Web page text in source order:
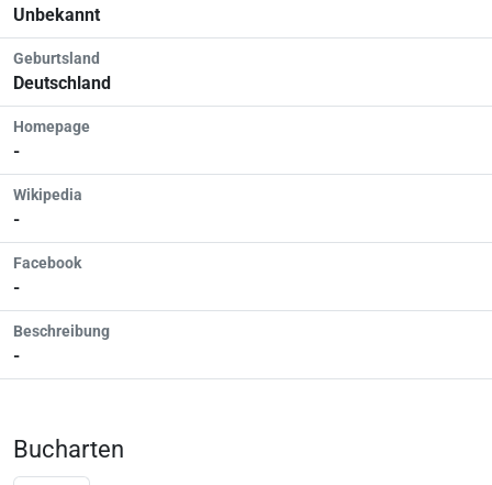
Unbekannt
Geburtsland
Deutschland
Homepage
-
Wikipedia
-
Facebook
-
Beschreibung
-
Bucharten